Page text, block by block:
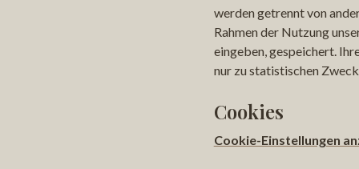
werden getrennt von
Rahmen der Nutzung
eingeben, gespeichert.
nur zu statistischen
Cookies
Cookie-Einstellungen